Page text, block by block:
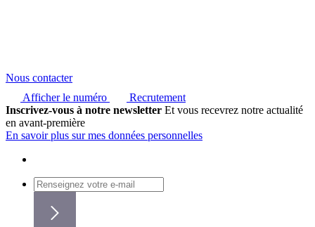
Nous contacter
Afficher le numéro
Recrutement
Inscrivez-vous à notre newsletter Et vous recevrez notre actualité
en avant-première
En savoir plus sur mes données personnelles